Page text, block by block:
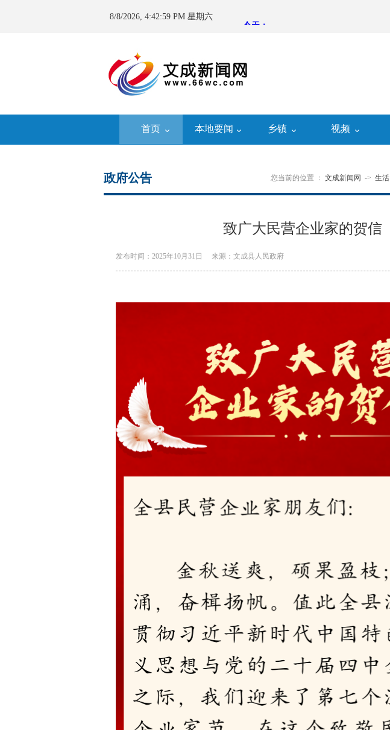
8/8/2026, 4:43:00 PM 星期六
首页 本地要闻 乡镇 视频
您当前的位置 ： 文成新闻网 -> 生活
政府公告
致广大民营企业家的贺信
发布时间：2025年10月31日 来源：文成县人民政府